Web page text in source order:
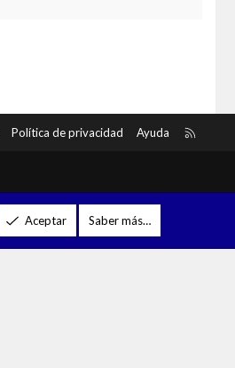
Política de privacidad Ayuda
Aceptar Saber más…